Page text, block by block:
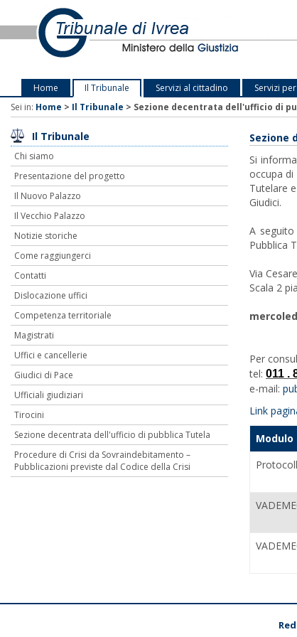
Home Il Tribunale Servizi al cittadino Servizi
Sei in: Home > Il Tribunale > Sezione decentrata dell'ufficio di
Il Tribunale
Chi siamo
Presentazione del progetto
Il Nuovo Palazzo
Il Vecchio Palazzo
Notizie storiche
Come raggiungerci
Contatti
Dislocazione uffici
Competenza territoriale
Magistrati
Uffici e cancellerie
Giudici di Pace
Ufficiali giudiziari
Tirocini
Sezione decentrata dell'ufficio di pubblica Tutela
Procedure di Crisi da Sovraindebitamento –
Pubblicazioni previste dal Codice della Crisi
Sezione
Si
occupa
Tutelare
Giudici.
A
Pubblica
Via
Scala 2
Per
tel: 011 .
e-mail:
Link
Modulo